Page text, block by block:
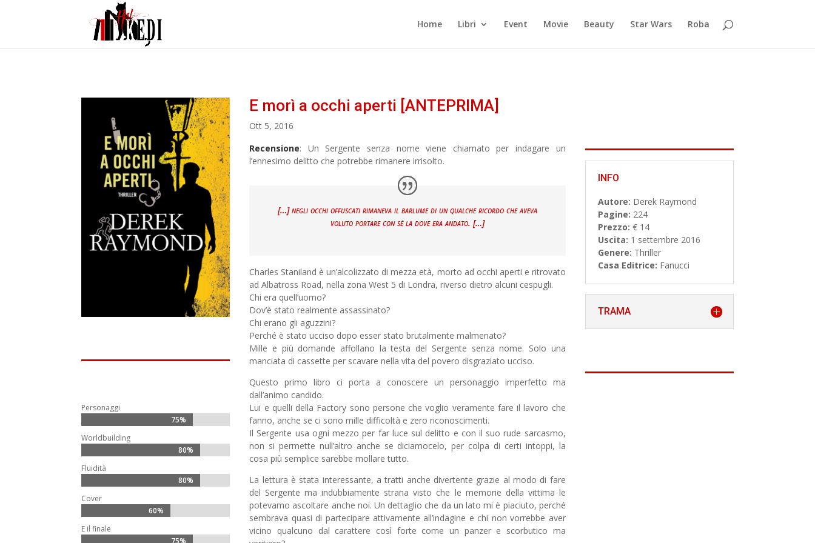
Home Libri Event Movie Beauty Star Wars Roba
Personaggi
75%
75%
Worldbuilding
80%
80%
Fluidità
80%
80%
Cover
60%
60%
E il finale
E morì a occhi aperti [ANTEPRIMA]
Ott 5, 2016
Recensione: Un Sergente senza nome viene chiamato per indagare un
l’ennesimo delitto che potrebbe rimanere irrisolto.
[…] negli occhi offuscati rimaneva il barlume di un qualche ricordo che aveva
voluto portare con sé la dove era andato. […]
Charles Staniland è un’alcolizzato di mezza età, morto ad occhi aperti e ritrovato
ad Albatross Road, nella zona West 5 di Londra, riverso dietro alcuni cespugli.
Chi era quell’uomo?
Dov’è stato realmente assassinato?
Chi erano gli aguzzini?
Perché è stato ucciso dopo esser stato brutalmente malmenato?
Mille e più domande affollano la testa del Sergente senza nome. Solo una
manciata di cassette per scavare nella vita del povero disgraziato ucciso.
Questo primo libro ci porta a conoscere un personaggio imperfetto ma
dall’animo candido.
Lui e quelli della Factory sono persone che voglio veramente fare il lavoro che
fanno, anche se ci sono mille difficoltà e zero riconoscimenti.
Il Sergente usa ogni mezzo per far luce sul delitto e con il suo rude sarcasmo,
non si permette null’altro anche se diciamocelo, per colpa di certi intoppi, la
cosa più semplice sarebbe mollare tutto.
La lettura è stata interessante, a tratti anche divertente grazie al modo di fare
del Sergente ma indubbiamente strana visto che le memorie della vittima le
potevamo ascoltare anche noi. Un dettaglio che da un lato mi è piaciuto, perché
sembrava quasi di partecipare attivamente all’indagine e chi non vorrebbe aver
vicino qualcuno dal carattere così forte come un panzer e scorbutico ma
INFO
Autore: Derek Raymond
Pagine: 224
Prezzo: € 14
Uscita: 1 settembre 2016
Genere: Thriller
Casa Editrice: Fanucci
TRAMA